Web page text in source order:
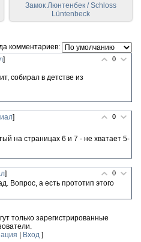
Замок Люнтенбек / Schloss
Lüntenbeck
комментариев:
0
]
собирал в детстве из
0
]
на страницах 6 и 7 - не хватает 5-
0
]
Вопрос, а есть прототип этого
только зарегистрированные
Вход]